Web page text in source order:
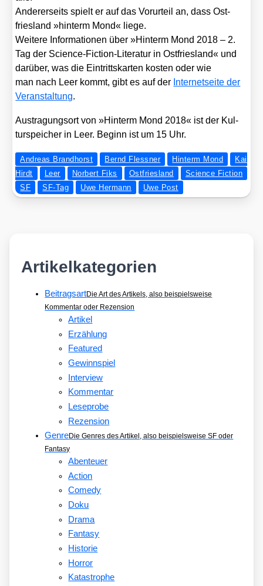
Ande­rer­seits spielt er auf das Vor­ur­teil an, dass Ost­
fries­land »hin­term Mond« lie­ge.
Wei­te­re Infor­ma­tio­nen über »Hin­term Mond 2018 – 2.
Tag der Sci­ence-Fic­tion-Lite­ra­tur in Ost­fries­land« und
dar­über, was die Ein­tritts­kar­ten kos­ten oder wie
man nach Leer kommt, gibt es auf der Inter­net­sei­te der
Ver­an­stal­tung.
Aus­tra­gungs­ort von »Hin­term Mond 2018« ist der Kul­
tur­spei­cher in Leer. Beginn ist um 15 Uhr.
Andreas Brandhorst Bernd Flessner Hinterm Mond
Kai
Hirdt
Leer Norbert Fiks Ostfriesland
Science Fiction
SF
SF-Tag Uwe Hermann Uwe Post
Artikelkategorien
BeitragsartDie Art des Artikels, also beispielsweise
Kommentar oder Rezension
Artikel
Erzählung
Featured
Gewinnspiel
Interview
Kommentar
Leseprobe
Rezension
GenreDie Genres des Artikel, also beispielsweise SF oder
Fantasy
Abenteuer
Action
Comedy
Doku
Drama
Fantasy
Historie
Horror
Katastrophe